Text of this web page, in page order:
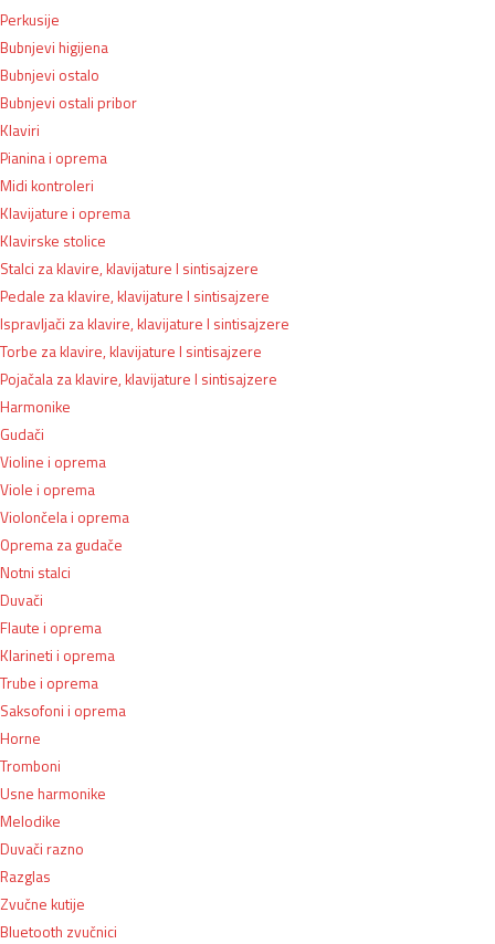
Perkusije
Bubnjevi higijena
Bubnjevi ostalo
Bubnjevi ostali pribor
Klaviri
Pianina i oprema
Midi kontroleri
Klavijature i oprema
Klavirske stolice
Stalci za klavire, klavijature I sintisajzere
Pedale za klavire, klavijature I sintisajzere
Ispravljači za klavire, klavijature I sintisajzere
Torbe za klavire, klavijature I sintisajzere
Pojačala za klavire, klavijature I sintisajzere
Harmonike
Gudači
Violine i oprema
Viole i oprema
Violončela i oprema
Oprema za gudače
Notni stalci
Duvači
Flaute i oprema
Klarineti i oprema
Trube i oprema
Saksofoni i oprema
Horne
Tromboni
Usne harmonike
Melodike
Duvači razno
Razglas
Zvučne kutije
Bluetooth zvučnici